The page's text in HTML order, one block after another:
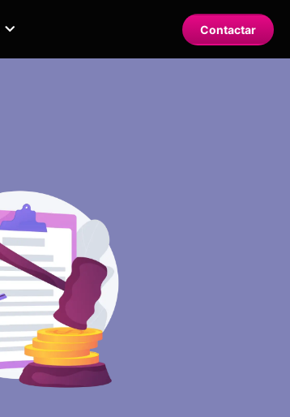
Contactar